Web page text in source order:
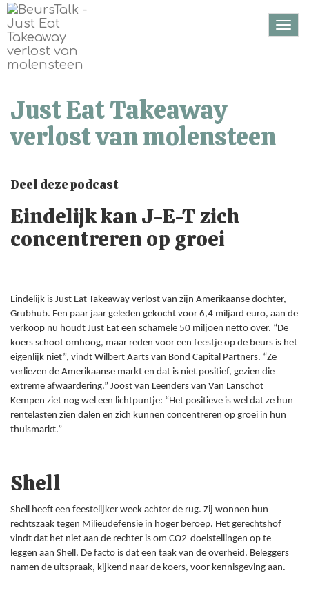
Just Eat Takeaway
verlost van molensteen
Deel deze podcast
Eindelijk kan J-E-T zich
concentreren op groei
Eindelijk is Just Eat Takeaway verlost van zijn Amerikaanse dochter,
Grubhub. Een paar jaar geleden gekocht voor 6,4 miljard euro, aan de
verkoop nu houdt Just Eat een schamele 50 miljoen netto over. “De
koers schoot omhoog, maar reden voor een feestje op de beurs is het
eigenlijk niet”, vindt Wilbert Aarts van Bond Capital Partners. “Ze
verliezen de Amerikaanse markt en dat is niet positief, gezien die
extreme afwaardering.” Joost van Leenders van Van Lanschot
Kempen ziet nog wel een lichtpuntje: “Het positieve is wel dat ze hun
rentelasten zien dalen en zich kunnen concentreren op groei in hun
thuismarkt.”
Shell
Shell heeft een feestelijker week achter de rug. Zij wonnen hun
rechtszaak tegen Milieudefensie in hoger beroep. Het gerechtshof
vindt dat het niet aan de rechter is om CO2-doelstellingen op te
leggen aan Shell. De facto is dat een taak van de overheid. Beleggers
namen de uitspraak, kijkend naar de koers, voor kennisgeving aan.